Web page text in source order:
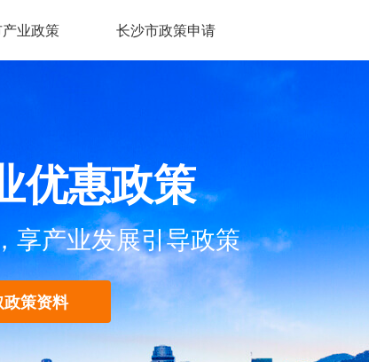
业政策 长沙市政策申请
优惠政策
享产业发展引导政策
策资料